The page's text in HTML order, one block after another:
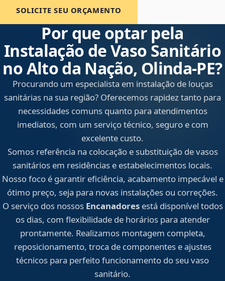
SOLICITE SEU ORÇAMENTO
Por que optar pela
Instalação de Vaso Sanitário
no Alto da Nação, Olinda‑PE?
Procurando um especialista em instalação de louças
sanitárias na sua região? Oferecemos rapidez tanto para
necessidades comuns quanto para atendimentos
imediatos, com um serviço técnico, seguro e com
excelente custo.
Somos referência na colocação e substituição de vasos
sanitários em residências e estabelecimentos locais.
Nosso foco é garantir eficiência, acabamento impecável e
ótimo preço, seja para novas instalações ou correções.
O serviço dos nossos Encanadoresestá disponível todos
os dias, com flexibilidade de horários para atender
prontamente. Realizamos montagem completa,
reposicionamento, troca de componentes e ajustes
técnicos para perfeito funcionamento do seu vaso
sanitário.